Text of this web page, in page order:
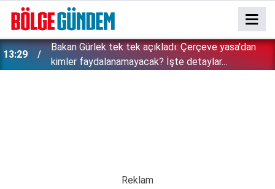
13:29
Bakan Gürlek tek tek açıkladı: Çerçeve yasa'dan
kimler faydalanamayacak? İşte detaylar...
12:54
Özgür Özel'e şok! Yüzde 50 ile kazandıkları il,
CHP'de kalıyor